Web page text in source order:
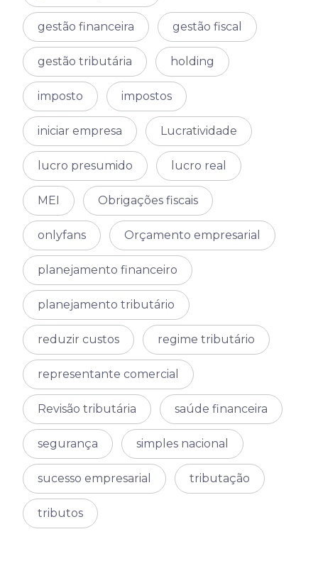
gestão financeira gestão fiscal
gestão tributária holding
imposto impostos
iniciar empresa Lucratividade
lucro presumido lucro real
MEI Obrigações fiscais
onlyfans Orçamento empresarial
planejamento financeiro
planejamento tributário
reduzir custos regime tributário
representante comercial
Revisão tributária saúde financeira
segurança simples nacional
sucesso empresarial tributação
tributos